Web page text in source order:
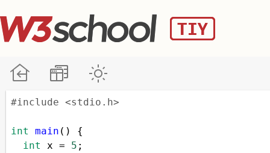
#include <stdio.h>
int main () {
int
x = 5 ;